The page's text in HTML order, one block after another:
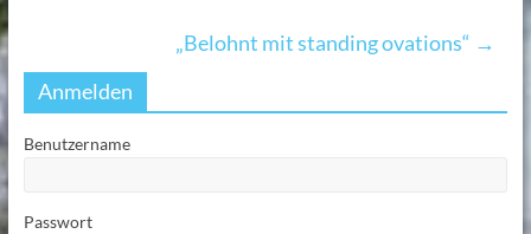
„Belohnt mit standing ovations“ →
Anmelden
Benutzername
Passwort